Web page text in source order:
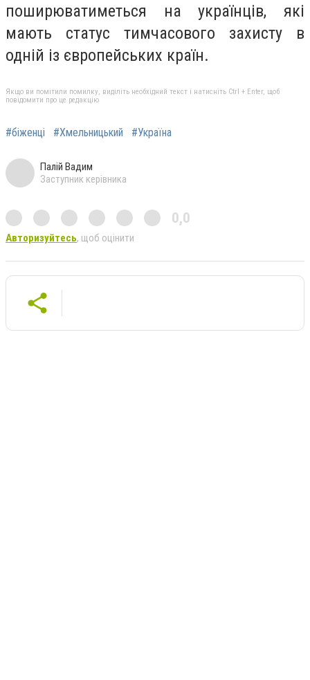
поширюватиметься на українців, які
мають статус тимчасового захисту в
одній із європейських країн.
Якщо ви помітили помилку, виділіть необхідний текст і натисніть Ctrl + Enter, щоб
повідомити про це редакцію
#біженці #Хмельницький #Україна
Палій Вадим
Заступник керівника
0,0
Авторизуйтесь, щоб оцінити